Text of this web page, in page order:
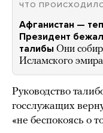
ЧТО
Афганистан —
Президент
талибы Они
Исламского
Руководство
госслужащих
«не беспокоясь о